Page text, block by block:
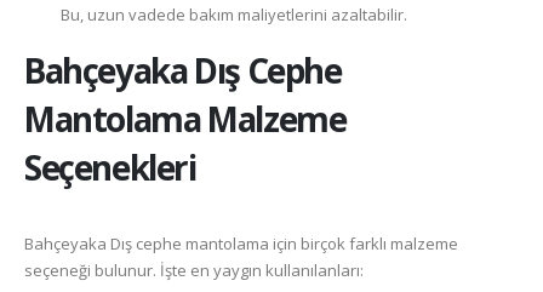
Bu, uzun vadede bakım maliyetlerini azaltabilir.
BahçeyakaDış Cephe
Mantolama Malzeme
Seçenekleri
Bahçeyaka Dış cephe mantolama için birçok farklı malzeme
seçeneği bulunur. İşte en yaygın kullanılanları: